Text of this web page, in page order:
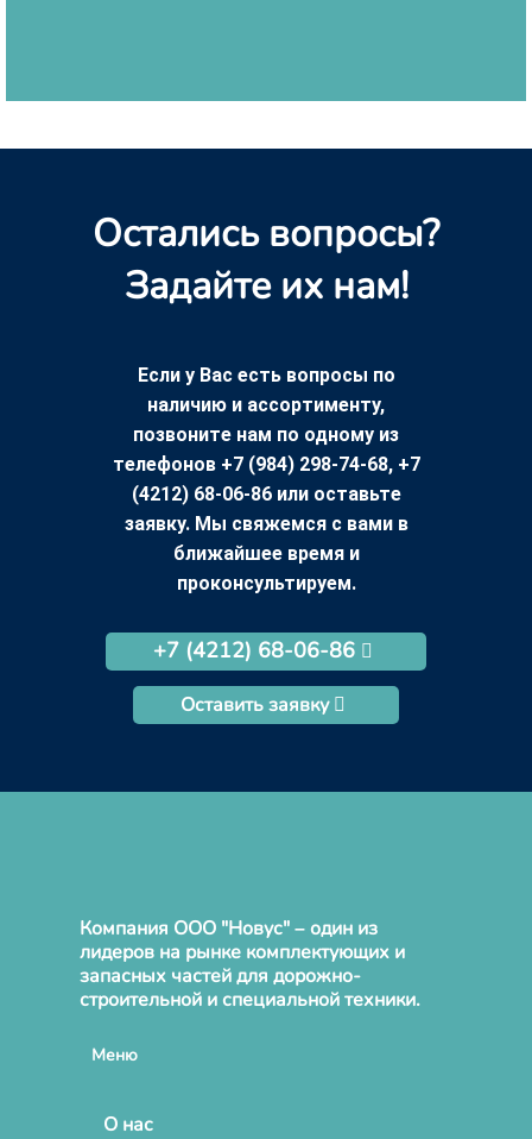
Остались вопросы?
Задайте их нам!
Если у Вас есть вопросы по
наличию и ассортименту,
позвоните нам по одному из
телефонов +7 (984) 298-74-68, +7
(4212) 68-06-86 или оставьте
заявку. Мы свяжемся с вами в
ближайшее время и
проконсультируем.
+7 (4212) 68-06-86
Оставить заявку
Компания ООО "Новус" – один из
лидеров на рынке комплектующих и
запасных частей для дорожно-
строительной и специальной техники.
Меню
О нас